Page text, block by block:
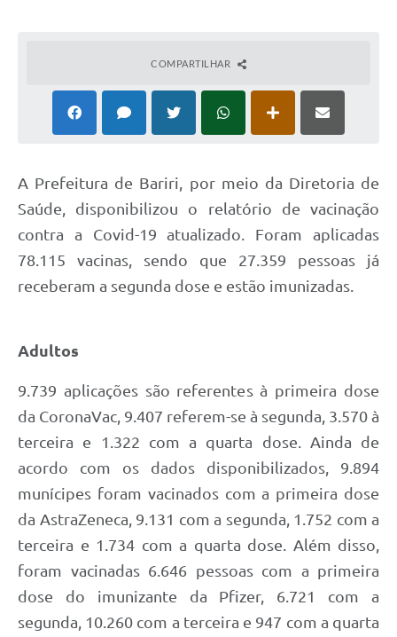
COMPARTILHAR
A Prefeitura de Bariri, por meio da Diretoria de
Saúde, disponibilizou o relatório de vacinação
contra a Covid-19 atualizado. Foram aplicadas
78.115 vacinas, sendo que 27.359 pessoas já
receberam a segunda dose e estão imunizadas.
Adultos
9.739 aplicações são referentes à primeira dose
da CoronaVac, 9.407 referem-se à segunda, 3.570 à
terceira e 1.322 com a quarta dose. Ainda de
acordo com os dados disponibilizados, 9.894
munícipes foram vacinados com a primeira dose
da AstraZeneca, 9.131 com a segunda, 1.752 com a
terceira e 1.734 com a quarta dose. Além disso,
foram vacinadas 6.646 pessoas com a primeira
dose do imunizante da Pfizer, 6.721 com a
segunda, 10.260 com a terceira e 947 com a quarta